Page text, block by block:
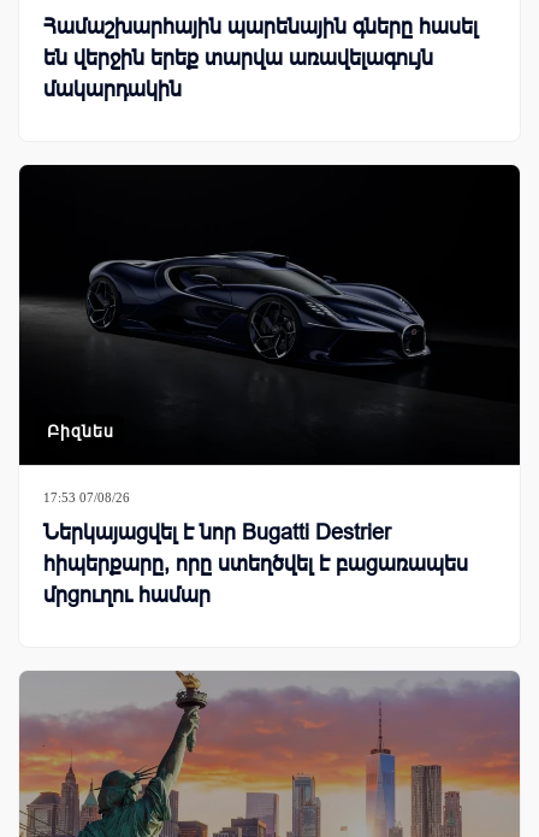
Համաշխարհային պարենային գները հասել
են վերջին երեք տարվա առավելագույն
մակարդակին
Բիզնես
17:53 07/08/26
Ներկայացվել է նոր Bugatti Destrier
հիպերքարը, որը ստեղծվել է բացառապես
մրցուղու համար